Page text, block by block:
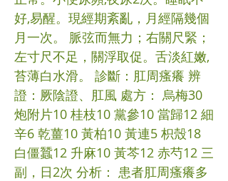
好,易醒。現經期紊亂，月經隔幾個
月一次。 脈弦而無力；右關尺緊；
左寸尺不足，關浮取促。舌淡紅嫩,
苔薄白水滑。 診斷：肛周瘙癢 辨
證：厥陰證、肛風 處方： 烏梅30
炮附片10 桂枝10 黨參10 當歸12 細
辛6 乾薑10 黃柏10 黃連5 枳殼18
白僵蠶12 升麻10 黃芩12 赤芍12 三
副，日2次 分析： 患者肛周瘙癢多